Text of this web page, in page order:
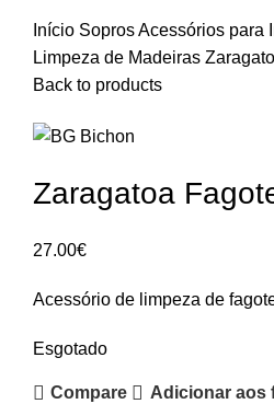
Início SoprosAcessórios para
Limpeza de Madeiras
Back to products
Zaragatoa
27.00€
Acessório de limpeza de
Esgotado
Compare Adicionar aos